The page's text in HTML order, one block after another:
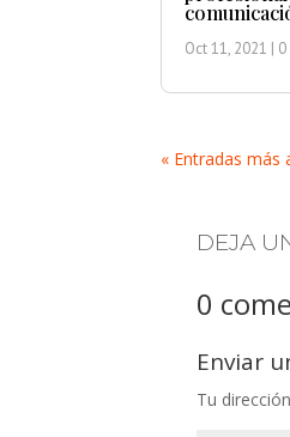
Oct 11, 2021 |
« Entradas más
DEJA
0
Enviar
Tu